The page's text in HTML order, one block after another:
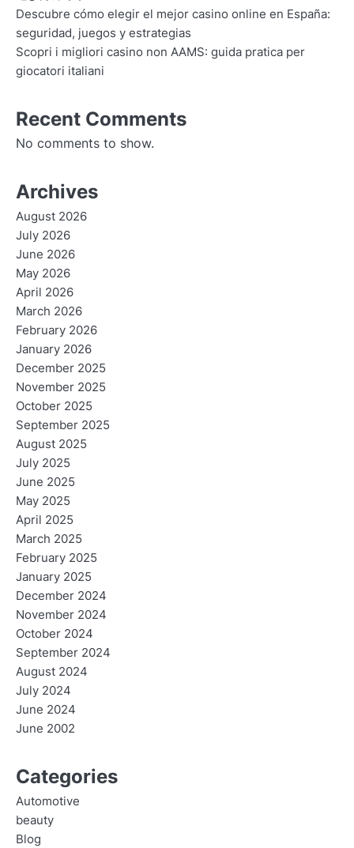
Descubre cómo elegir el mejor casino online en España:
seguridad, juegos y estrategias
Scopri i migliori casino non AAMS: guida pratica per
giocatori italiani
Recent Comments
No comments to show.
Archives
August 2026
July 2026
June 2026
May 2026
April 2026
March 2026
February 2026
January 2026
December 2025
November 2025
October 2025
September 2025
August 2025
July 2025
June 2025
May 2025
April 2025
March 2025
February 2025
January 2025
December 2024
November 2024
October 2024
September 2024
August 2024
July 2024
June 2024
June 2002
Categories
Automotive
beauty
Blog